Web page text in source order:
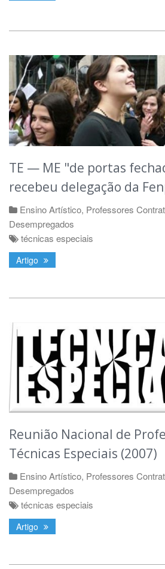
TE — ME "de portas
recebeu delegação da
Ensino Artístico, Professores
Desempregados
técnicas especiais
Artigo
Reunião Nacional de
Técnicas Especiais (2007)
Ensino Artístico, Professores
Desempregados
técnicas especiais
Artigo